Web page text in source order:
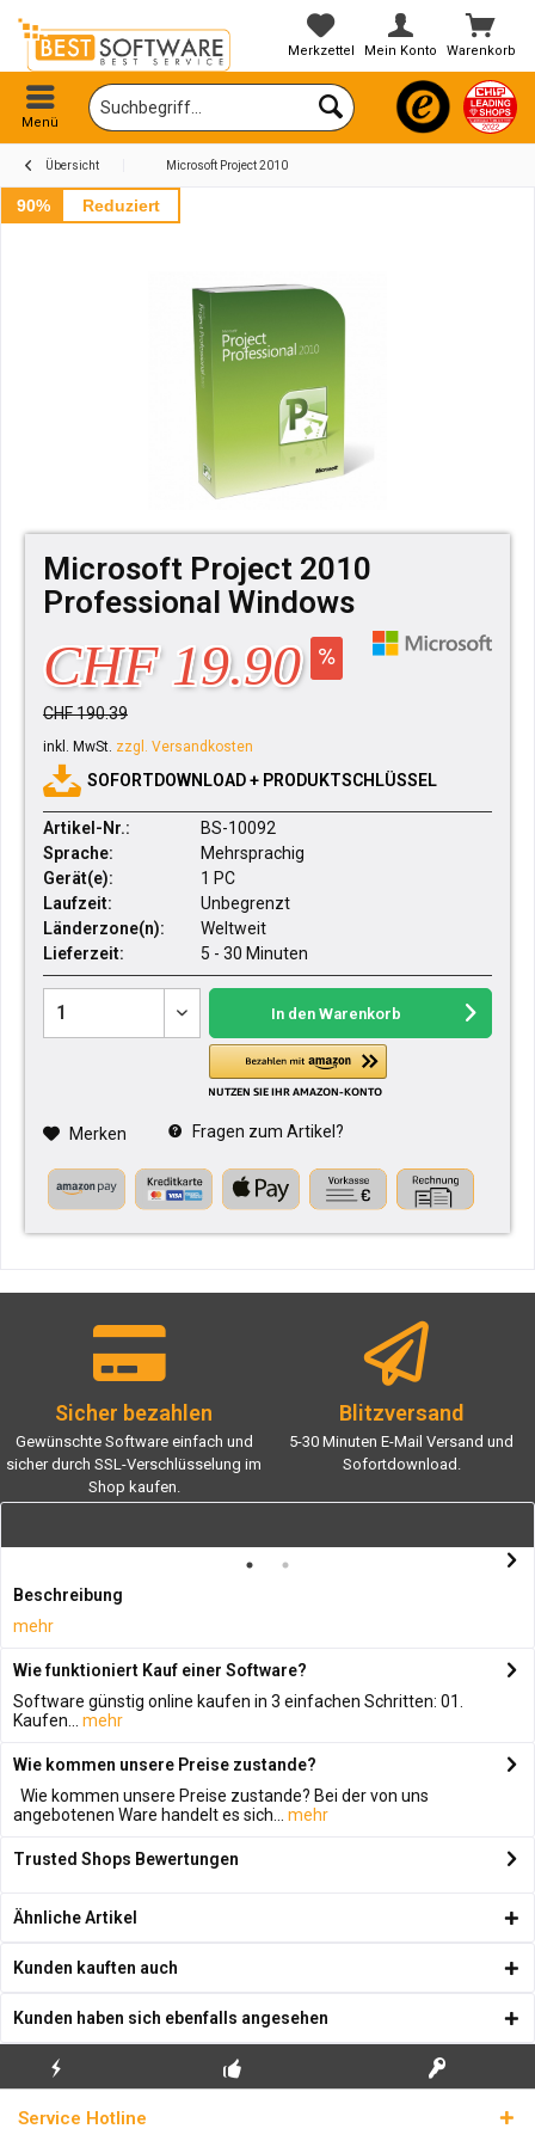
Warenkorb
Merkzettel Mein Konto
Menü
Übersicht Microsoft Project 2010
90% Reduziert
Microsoft Project 2010
Professional Windows
CHF 19.90
CHF 190.39
inkl. MwSt. zzgl. Versandkosten
SOFORTDOWNLOAD + PRODUKTSCHLÜSSEL
Artikel-Nr.:
BS-10092
Sprache:
Mehrsprachig
Gerät(e):
1 PC
Laufzeit:
Unbegrenzt
Länderzone(n):
Weltweit
Lieferzeit:
5 - 30 Minuten
In den Warenkorb
Merken Fragen zum Artikel?
Sicher bezahlen
Gewünschte Software einfach und
sicher durch SSL-Verschlüsselung im
Shop kaufen.
Blitzversand
5-30 Minuten E-Mail Versand und
Sofortdownload.
Beschreibung
mehr
Wie funktioniert Kauf einer Software?
Software günstig online kaufen in 3 einfachen Schritten: 01.
Kaufen...
mehr
Wie kommen unsere Preise zustande?
Wie kommen unsere Preise zustande? Bei der von uns
angebotenen Ware handelt es sich...
mehr
Trusted Shops Bewertungen
Ähnliche Artikel
Kunden kauften auch
Kunden haben sich ebenfalls angesehen
BLITZVERSAND
LIZENZSCHLÜSSEL
Service Hotline